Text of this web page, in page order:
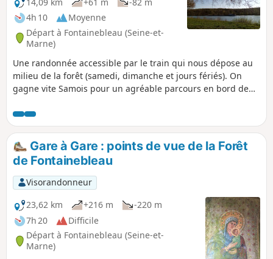
4h 10
Moyenne
Départ à Fontainebleau (Seine-et-
Marne)
Une randonnée accessible par le train qui nous dépose au
milieu de la forêt (samedi, dimanche et jours fériés). On
gagne vite Samois pour un agréable parcours en bord de
Forêt de Fontainebleau. Le parcours s'achève par les sentes
et jardins de Bois-le-Roi.
Gare à Gare : points de vue de la Forêt
de Fontainebleau
Visorandonneur
23,62 km
+216 m
-220 m
7h 20
Difficile
Départ à Fontainebleau (Seine-et-
Marne)